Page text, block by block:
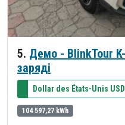
5. Демо - BlinkTour
заряді
104 597,27 kWh